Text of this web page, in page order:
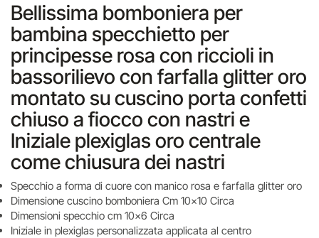
Bellissima bomboniera per
bambina specchietto per
principesse rosa con riccioli in
bassorilievo con farfalla glitter oro
montato su cuscino porta confetti
chiuso a fiocco con nastri e
Iniziale plexiglas oro centrale
come chiusura dei nastri
Specchio a forma di cuore con manico rosa e farfalla glitter oro
Dimensione cuscino bomboniera Cm 10x10 Circa
Dimensioni specchio cm 10x6 Circa
Iniziale in plexiglas personalizzata applicata al centro